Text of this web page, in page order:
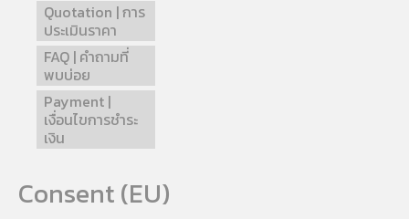
Quotation | การ
ประเมินราคา
FAQ | คำถามที่
พบบ่อย
Payment |
เงื่อนไขการชำระ
เงิน
Consent (EU)